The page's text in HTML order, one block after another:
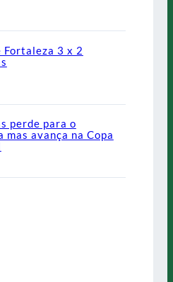
Fortaleza 3 x 2
perde para o
mas avança na Copa